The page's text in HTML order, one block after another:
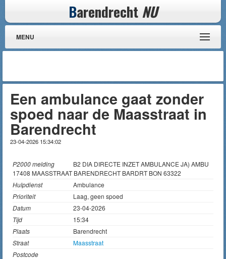
Barendrecht NU
MENU
Een ambulance gaat zonder
spoed naar de Maasstraat in
Barendrecht
23-04-2026 15:34:02
P2000 melding
B2 DIA DIRECTE INZET AMBULANCE JA) AMBU
17408 MAASSTRAAT BARENDRECHT BARDRT BON 63322
Hulpdienst
Ambulance
Prioriteit
Laag, geen spoed
Datum
23-04-2026
Tijd
15:34
Plaats
Barendrecht
Straat
Maasstraat
Postcode